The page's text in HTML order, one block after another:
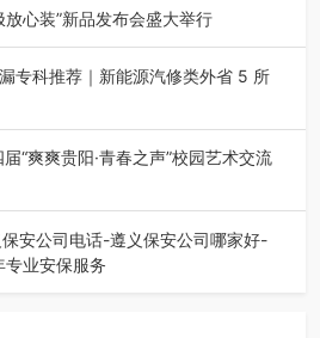
州广电…
放心装”新品发布会盛大举行
饰“一口价·超极放心装”新品发布
专科推荐｜新能源汽修类外省 5 所
系中，200至300分数段考生可选择
…“爽爽贵阳·青春之声”校园艺术交流
四届“爽爽贵阳·青春之声”校园管
动…
安公司电话-遵义保安公司哪家好-
业安保服务